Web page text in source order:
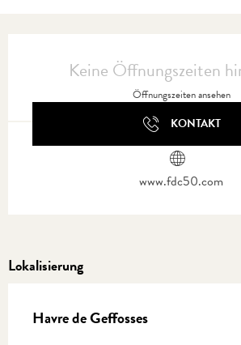
Keine Öffnungszeiten
Öffnungszeiten ansehen
KONTAKT
www.fdc50.com
Lokalisierung
Havre de Geffosses